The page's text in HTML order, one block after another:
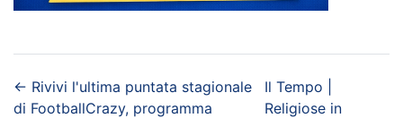
← Rivivi l'ultima puntata stagionale
di FootballCrazy, programma
Il Tempo |
Religiose in